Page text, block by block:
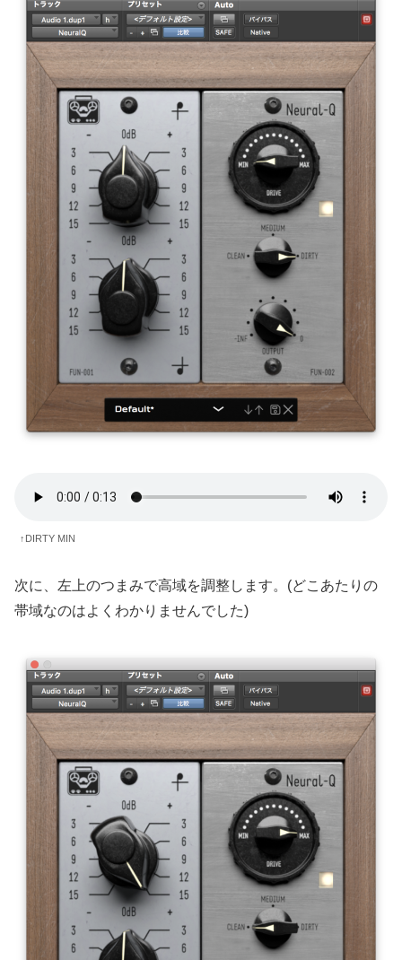
↑DIRTY MIN
次に、左上のつまみで高域を調整します。(どこあたりの
帯域なのはよくわかりませんでした)